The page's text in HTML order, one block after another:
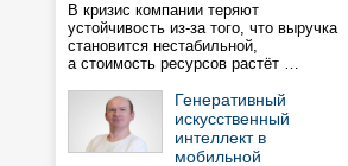
В кризис компании теряют
устойчивость из-за того, что выручка
становится нестабильной,
а стоимость ресурсов растёт …
Генеративный
искусственный
интеллект в
мобильной